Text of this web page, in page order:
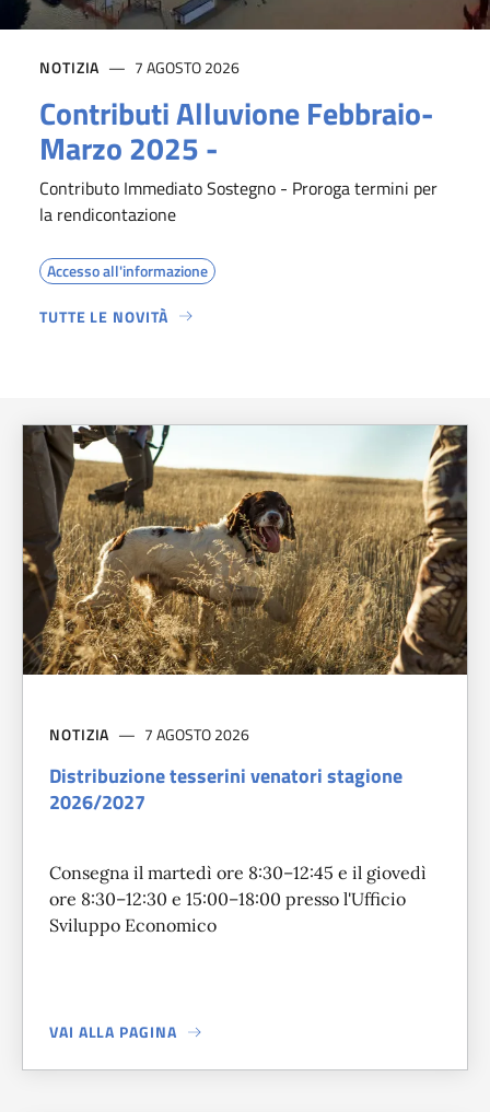
NOTIZIA 7 AGOSTO 2026
Contributi Alluvione Febbraio-
Marzo 2025 -
Contributo Immediato Sostegno - Proroga termini per
la rendicontazione
Accesso all'informazione
TUTTE LE NOVITÀ
NOTIZIA 7 AGOSTO 2026
Distribuzione tesserini venatori stagione
2026/2027
Consegna il martedì ore 8:30–12:45 e il giovedì
ore 8:30–12:30 e 15:00–18:00 presso l'Ufficio
Sviluppo Economico
VAI ALLA PAGINA
A PROPOSITO DIDISTRIBUZIONE TESSERINI VENATORI